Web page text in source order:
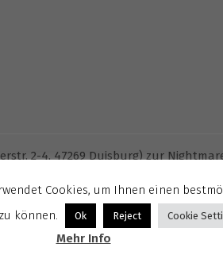
2-4, 47269 Duisburg) zur
Cookies, um Ihnen einen
können.
Ok Reject Cookie
Mehr Info